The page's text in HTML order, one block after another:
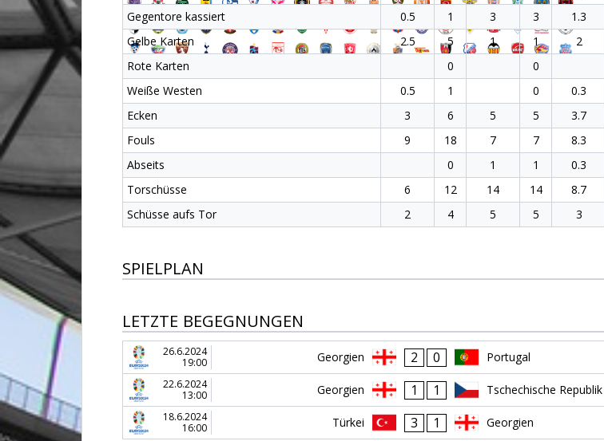
Gegentore kassiert
0.5 1 3 3 1.3
Gelbe Karten
2.5 5 1 1 2
Rote Karten
0 0
Weiße Westen
0.5 1 0 0.3
Ecken
3 6 5 5 3.7
Fouls
9 18 7 7 8.3
Abseits
0 1 1 0.3
Torschüsse
6 12 14 14 8.7
Schüsse aufs Tor
2 4 5 5 3
SPIELPLAN
LETZTE BEGEGNUNGEN
26.6.2024
19:00
Georgien 2 0 Portugal
22.6.2024
13:00
Georgien 1 1 Tschechische Republik
18.6.2024
16:00
Türkei 3 1 Georgien